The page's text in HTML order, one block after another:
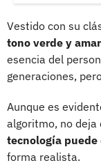
Vestido con su
tono verde y
esencia del
generaciones,
Aunque es
algoritmo, no deja
tecnología puede
forma realista.